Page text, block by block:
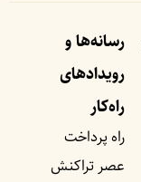
رسانه‌ها و
رویداد‌های
راه‌کار
راه پرداخت
عصر تراکنش